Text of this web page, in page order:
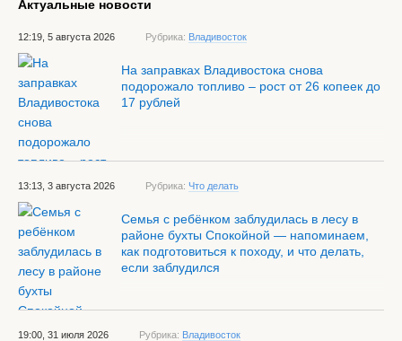
Актуальные новости
12:19, 5 августа 2026 Рубрика: Владивосток
На заправках Владивостока снова
подорожало топливо – рост от 26 копеек до
17 рублей
13:13, 3 августа 2026 Рубрика: Что делать
Семья с ребёнком заблудилась в лесу в
районе бухты Спокойной — напоминаем,
как подготовиться к походу, и что делать,
если заблудился
19:00, 31 июля 2026 Рубрика: Владивосток